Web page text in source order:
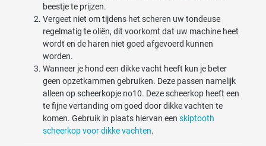
beestje te prijzen.
Vergeet niet om tijdens het scheren uw tondeuse
regelmatig te oliën, dit voorkomt dat uw machine heet
wordt en de haren niet goed afgevoerd kunnen
worden.
Wanneer je hond een dikke vacht heeft kun je beter
geen opzetkammen gebruiken. Deze passen namelijk
alleen op scheerkopje no10. Deze scheerkop heeft een
te fijne vertanding om goed door dikke vachten te
komen. Gebruik in plaats hiervan een skiptooth
scheerkop voor dikke vachten.